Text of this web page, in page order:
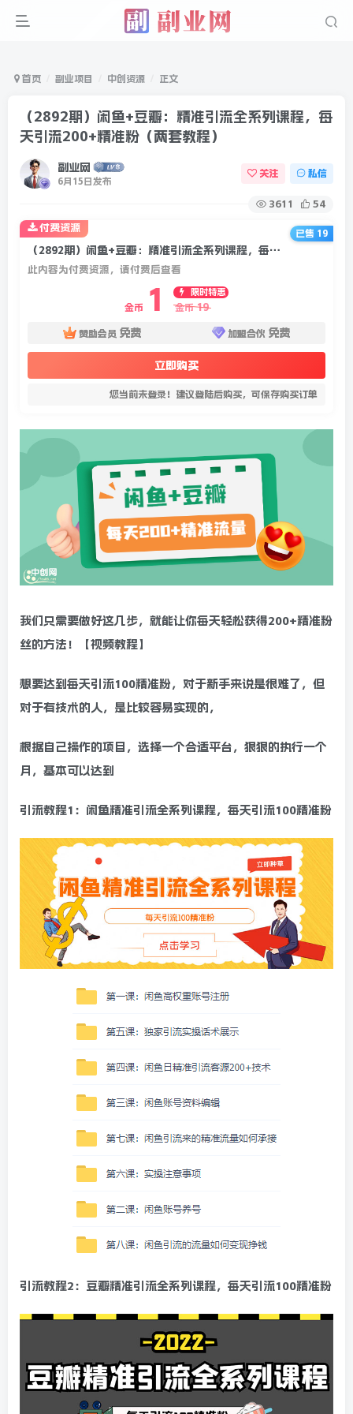
首页 副业项目 中创资源 正文
（2892期）闲鱼+豆瓣：精准引流全系列课程，每
天引流200+精准粉（两套教程）
副业网
6月15日发布
关注 私信
3611 54
（2892期）闲鱼+豆瓣：精准引流全系列课程，每天引流200+精准粉（两套教程）
此内容为付费资源，请付费后查看
金币 1
限时特惠
金币 19
赞助会员 免费 加盟合伙 免费
立即购买
您当前未登录！建议登陆后购买，可保存购买订单
付费资源
已售 19
我们只需要做好这几步，就能让你每天轻松获得200+精准粉
丝的方法！【视频教程】
想要达到每天引流100精准粉，对于新手来说是很难了，但
对于有技术的人，是比较容易实现的，
根据自己操作的项目，选择一个合适平台，狠狠的执行一个
月，基本可以达到
引流教程1：闲鱼精准引流全系列课程，每天引流100精准粉
引流教程2：豆瓣精准引流全系列课程，每天引流100精准粉